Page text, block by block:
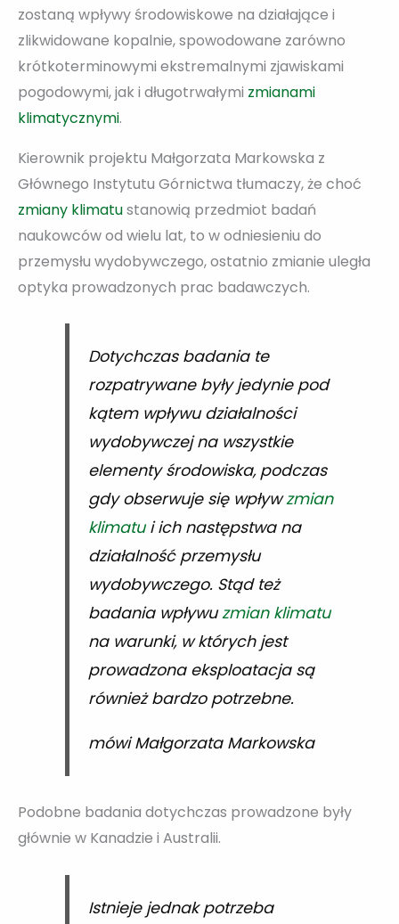
zostaną wpływy środowiskowe na działające i
zlikwidowane kopalnie, spowodowane zarówno
krótkoterminowymi ekstremalnymi zjawiskami
pogodowymi, jak i długotrwałymi zmianami
klimatycznymi.
Kierownik projektu Małgorzata Markowska z
Głównego Instytutu Górnictwa tłumaczy, że choć
zmiany klimatustanowią przedmiot badań
naukowców od wielu lat, to w odniesieniu do
przemysłu wydobywczego, ostatnio zmianie uległa
optyka prowadzonych prac badawczych.
Dotychczas badania te
rozpatrywane były jedynie pod
kątem wpływu działalności
wydobywczej na wszystkie
elementy środowiska, podczas
gdy obserwuje się wpływzmian
klimatui ich następstwa na
działalność przemysłu
wydobywczego. Stąd też
badania wpływuzmian klimatu
na warunki, w których jest
prowadzona eksploatacja są
również bardzo potrzebne.
mówi Małgorzata Markowska
Podobne badania dotychczas prowadzone były
głównie w Kanadzie i Australii.
Istnieje jednak potrzeba